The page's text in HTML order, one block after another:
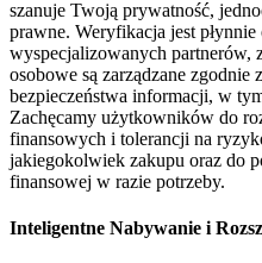
szanuje Twoją prywatność,
prawne. Weryfikacja jest płynnie
wyspecjalizowanych partnerów,
osobowe są zarządzane zgodnie
bezpieczeństwa informacji, w
Zachęcamy użytkowników do
finansowych i tolerancji na
jakiegokolwiek zakupu oraz do
finansowej w razie potrzeby.
Inteligentne Nabywanie i